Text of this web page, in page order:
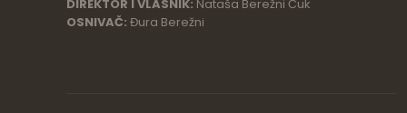
DIREKTOR I VLASNIK: Nataša Berežni Ćuk
OSNIVAČ: Đura Berežni